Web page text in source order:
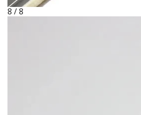
8 / 8